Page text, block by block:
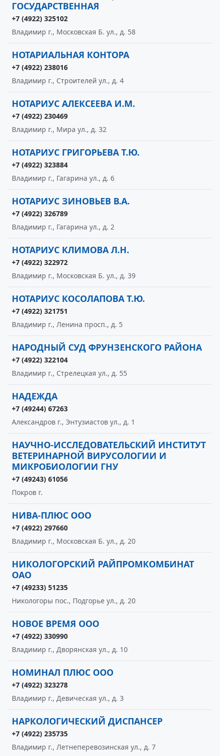
ГОСУДАРСТВЕННАЯ
+7 (4922) 325102
Владимир г., Московская Б. ул., д. 58
НОТАРИАЛЬНАЯ КОНТОРА
+7 (4922) 238016
Владимир г., Строителей ул., д. 4
НОТАРИУС АЛЕКСЕЕВА И.М.
+7 (4922) 230469
Владимир г., Мира ул., д. 32
НОТАРИУС ГРИГОРЬЕВА Т.Ю.
+7 (4922) 323884
Владимир г., Гагарина ул., д. 6
НОТАРИУС ЗИНОВЬЕВ В.А.
+7 (4922) 326789
Владимир г., Гагарина ул., д. 2
НОТАРИУС КЛИМОВА Л.Н.
+7 (4922) 322972
Владимир г., Московская Б. ул., д. 39
НОТАРИУС КОСОЛАПОВА Т.Ю.
+7 (4922) 321751
Владимир г., Ленина просп., д. 5
НАРОДНЫЙ СУД ФРУНЗЕНСКОГО РАЙОНА
+7 (4922) 322104
Владимир г., Стрелецкая ул., д. 55
НАДЕЖДА
+7 (49244) 67263
Александров г., Энтузиастов ул., д. 1
НАУЧНО-ИССЛЕДОВАТЕЛЬСКИЙ ИНСТИТУТ
ВЕТЕРИНАРНОЙ ВИРУСОЛОГИИ И
МИКРОБИОЛОГИИ ГНУ
+7 (49243) 61056
Покров г.
НИВА-ПЛЮС ООО
+7 (4922) 297660
Владимир г., Московская Б. ул., д. 20
НИКОЛОГОРСКИЙ РАЙПРОМКОМБИНАТ
ОАО
+7 (49233) 51235
Никологоры пос., Подгорье ул., д. 20
НОВОЕ ВРЕМЯ ООО
+7 (4922) 330990
Владимир г., Дворянская ул., д. 10
НОМИНАЛ ПЛЮС ООО
+7 (4922) 323278
Владимир г., Девическая ул., д. 3
НАРКОЛОГИЧЕСКИЙ ДИСПАНСЕР
+7 (4922) 235735
Владимир г., Летнеперевозинская ул., д. 7